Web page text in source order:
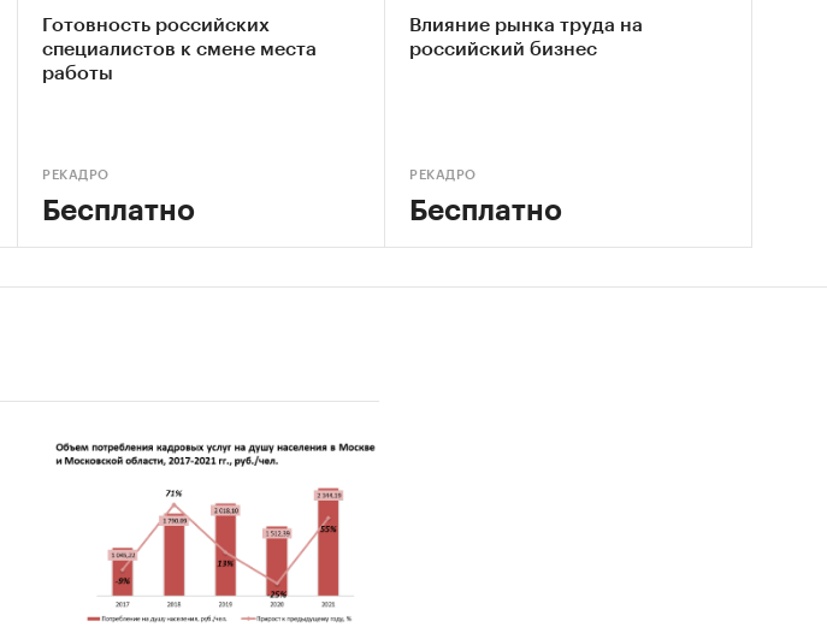
Готовность российских
специалистов к смене места
работы
РЕКАДРО
Бесплатно
Влияние рынка труда на
российский бизнес
РЕКАДРО
Бесплатно